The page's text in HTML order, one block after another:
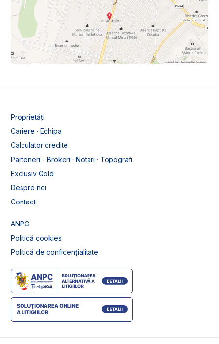
Proprietăți
Cariere · Echipa
Calculator credite
Parteneri - Brokeri · Notari · Topografi
Exclusiv Gold
Despre noi
Contact
ANPC
Politică cookies
Politică de confidențialitate